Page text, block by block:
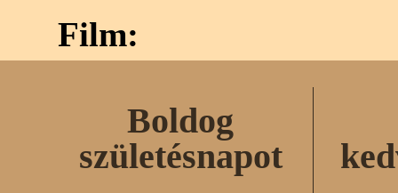
Film:
Boldog
születésnapot